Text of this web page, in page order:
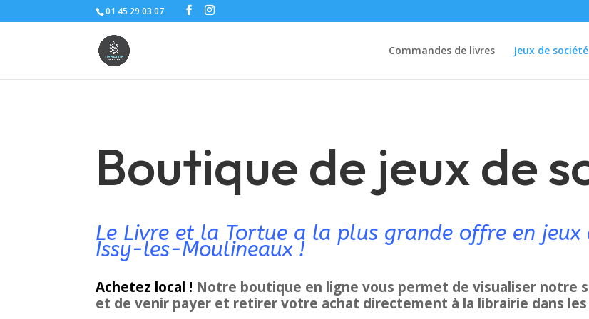
01 45 29 03 07
Commandes de livres Jeux de société
Boutique de jeux de
Le Livre et la Tortue a la plus grande offre en
Issy-les-Moulineaux !
Achetez local ! Notre boutique en ligne vous permet de visualiser notre
et de venir payer et retirer votre achat directement à la librairie dans les